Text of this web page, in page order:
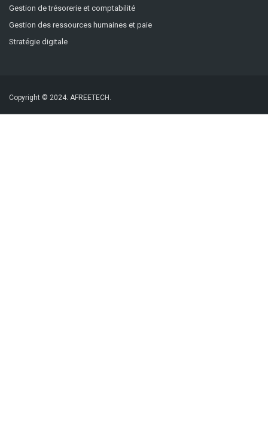
Gestion de trésorerie et comptabilité
Gestion des ressources humaines et paie
Stratégie digitale
Copyright © 2024. AFREETECH.